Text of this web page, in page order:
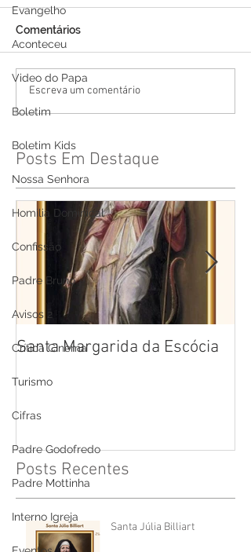
Evangelho
Aconteceu
Video do Papa
Boletim
Boletim Kids
Nossa Senhora
Homilia Dominical
Confissão
Padre Bruno
Avisos 2
Crítica Cinema
Turismo
Cifras
Padre Godofredo
Padre Mottinha
Interno Igreja
Comentários
Escreva um comentário
Posts Em Destaque
Santa Margarida da Escócia
Posts Recentes
Santa Júlia Billiart